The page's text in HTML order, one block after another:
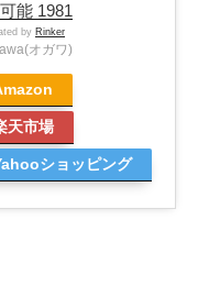
能 1981
by Rinker
オガワ)
天市場
ショッピング